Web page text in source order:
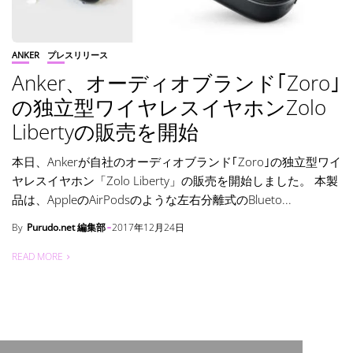
ANKER プレスリリース
Anker、オーディオブランド｢Zoro｣
の独立型ワイヤレスイヤホンZolo
Libertyの販売を開始
本日、Ankerが自社のオーディオブランド｢Zoro｣の独立型ワイ
ヤレスイヤホン「Zolo Liberty」の販売を開始しました。 本製
品は、AppleのAirPodsのような左右分離式のBlueto...
By Purudo.net 編集部 2017年12月24日
READ MORE